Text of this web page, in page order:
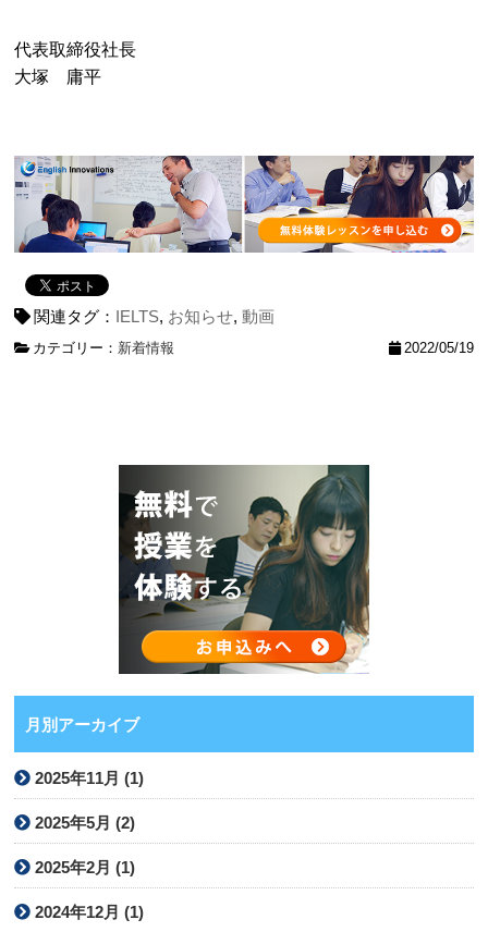
代表取締役社長
大塚 庸平
関連タグ： IELTS, お知らせ,動画
カテゴリー： 新着情報 2022/05/19
月別アーカイブ
2025年11月 (1)
2025年5月 (2)
2025年2月 (1)
2024年12月 (1)